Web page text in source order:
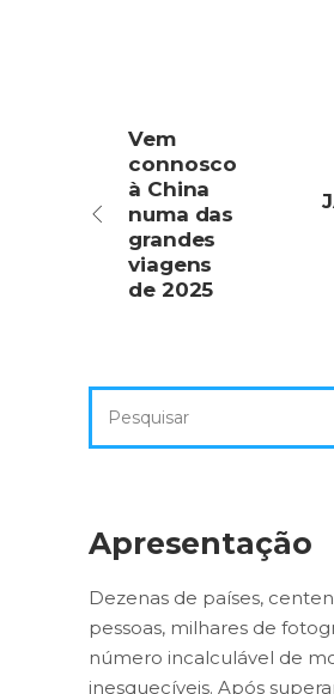
Vem
connosco
à China
numa das
grandes
viagens
de 2025
por:
Apresentação
Dezenas de países,
pessoas, milhares de
número incalculável de
inesquecíveis. Após